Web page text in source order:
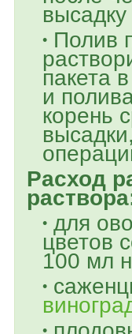
Полив
пакета
и
корень
Расход
для
цветов
100 мл